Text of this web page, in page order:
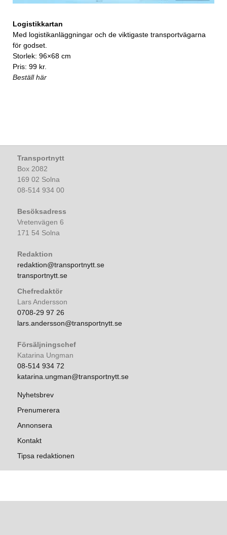
Logistikkartan
Med logistikanläggningar och de viktigaste transportvägarna
för godset.
Storlek: 96×68 cm
Pris: 99 kr.
Beställ här
Transportnytt
Box 2082
169 02 Solna
08-514 934 00
Besöksadress
Vretenvägen 6
171 54 Solna
Redaktion
redaktion@transportnytt.se
transportnytt.se
Chefredaktör
Lars Andersson
0708-29 97 26
lars.andersson@transportnytt.se
Försäljningschef
Katarina Ungman
08-514 934 72
katarina.ungman@transportnytt.se
Nyhetsbrev
Prenumerera
Annonsera
Kontakt
Tipsa redaktionen